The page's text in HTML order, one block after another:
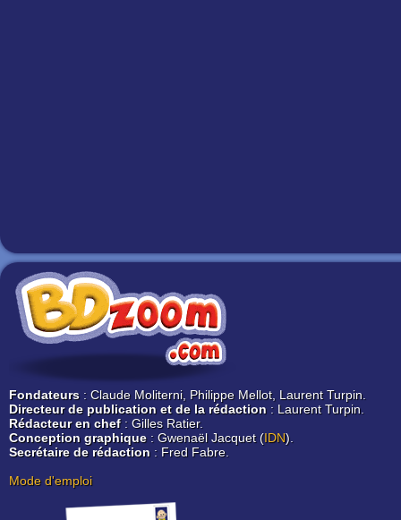
Fondateurs : Claude Moliterni, Philippe Mellot, Laurent Turpin.
Directeur de publication et de la rédaction : Laurent Turpin.
Rédacteur en chef: Gilles Ratier.
Conception graphique: Gwenaël Jacquet (IDN).
Secrétaire de rédaction : Fred Fabre.
Mode d'emploi